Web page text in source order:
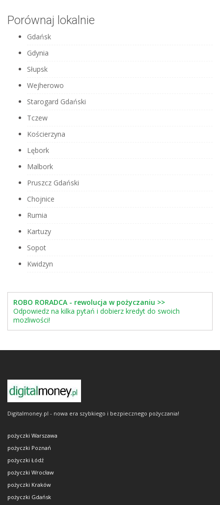
Porównaj lokalnie
Gdańsk
Gdynia
Słupsk
Wejherowo
Starogard Gdański
Tczew
Kościerzyna
Lębork
Malbork
Pruszcz Gdański
Chojnice
Rumia
Kartuzy
Sopot
Kwidzyn
ROBO RORADCA - rewolucja w pożyczaniu >>
Odpowiedz na kilka pytań i dobierz kredyt do swoich
mozliwości!
Digitalmoney.pl - nowa era szybkiego i bezpiecznego pożyczania!
pożyczki Warszawa
pożyczki Poznań
pożyczki Łódź
pożyczki Wrocław
pożyczki Kraków
pożyczki Gdańsk